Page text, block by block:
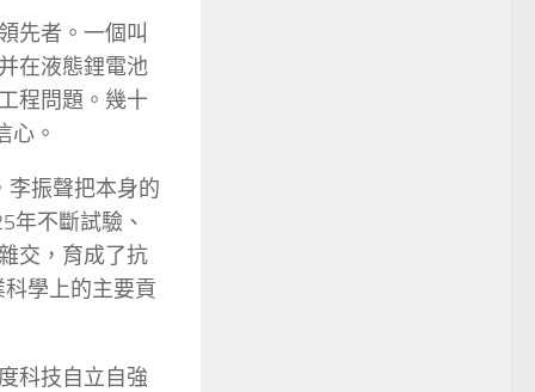
先者。一個叫
在液態鋰電池
程問題。幾十
心。
李振聲把本身的
年不斷試驗、
交，育成了抗
學上的主要貢
科技自立自強